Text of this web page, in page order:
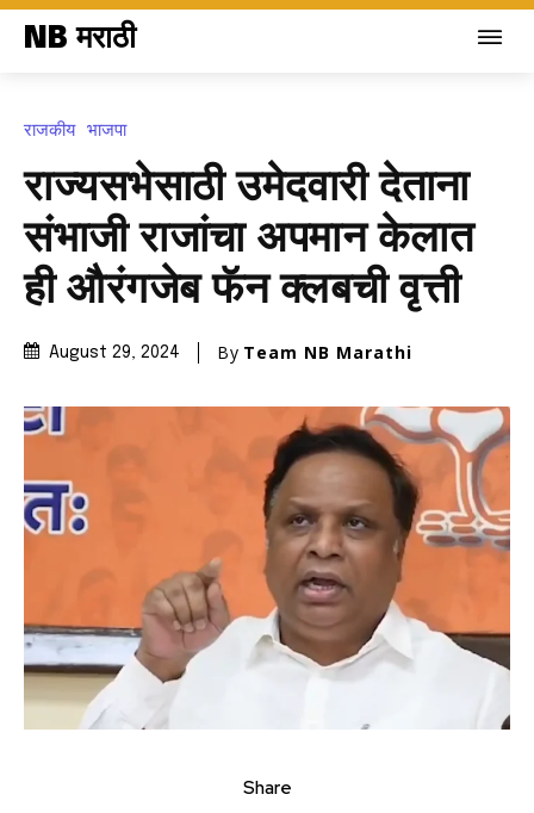
NB मराठी
राजकीय भाजपा
राज्यसभेसाठी उमेदवारी देताना
संभाजी राजांचा अपमान केलात
ही औरंगजेब फॅन क्लबची वृत्ती
August 29, 2024 By Team NB Marathi
Share